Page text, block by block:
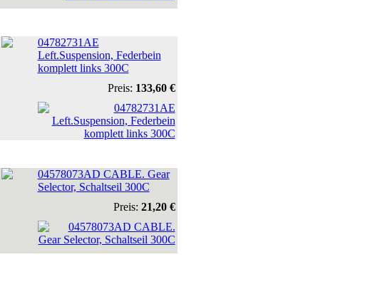
04782731AE
Left.Suspension, Federbein
komplett links 300C
Preis: 133,60 €
04578073AD CABLE. Gear
Selector, Schaltseil 300C
Preis: 21,20 €